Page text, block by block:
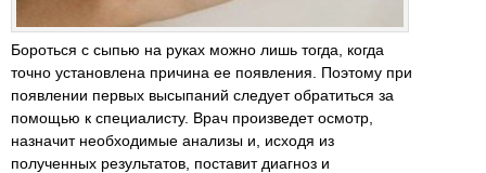
Бороться с сыпью на руках можно лишь тогда, когда
точно установлена причина ее появления. Поэтому при
появлении первых высыпаний следует обратиться за
помощью к специалисту. Врач произведет осмотр,
назначит необходимые анализы и, исходя из
полученных результатов, поставит диагноз и